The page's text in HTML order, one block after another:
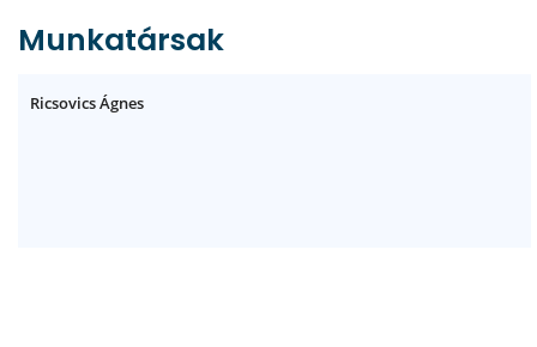
Munkatársak
Ricsovics Ágnes